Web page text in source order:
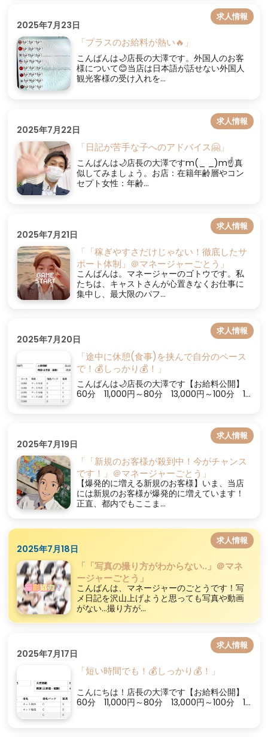
2025年7月23日
求人情報
「プラスのお給料が熱い🔥」
こんばんは🌙店長の大澤です。外国人のお客
様について😊当店は日本語が話せない外国人
観光客様の受け入れを...
2025年7月22日
求人情報
「日記が苦手な子へのアドバイス🤗」
こんばんは🌙店長の大澤ですm(_ _)m☝真
似してみましょう。お店：在籍年齢層やコン
セプト女性：年齢...
2025年7月21日
求人情報
「「稼ぎやすさだけじゃない！徹底したサ
ポート体制」＠マネージャーごとう」
こんばんは。マネージャーのゴトウです。私
たちは、キャストさんが心置きなくお仕事に
集中し、最大限のパフ...
2025年7月20日
求人情報
「途中に休憩(食事)を挟んで自分のペース
で！💰しっかり💰！」
こんばんは🌙店長の大澤です【お給料公開】
60分 11,000円～80分 13,000円～100分 1...
2025年7月19日
求人情報
「「新規のお客様が殺到中！今がチャンス
です！」＠マネージャーごとう」
【爆発的に増える新規のお客様】いま、当店
には新規のお客様が爆発的に増えています！
正直、都内でもここま...
2025年7月18日
求人情報
「「写真の撮り方がわからない..」＠マネ
ージャーごとう」
こんばんは、マネージャーのごとうです！写
メ日記を沢山上げようと思っても写真や動画
がない...撮り方が...
2025年7月17日
求人情報
「短い時間でも！💰しっかり💰！」
こんにちは！店長の大澤です【お給料公開】
60分 11,000円～80分 13,000円～100分 1...